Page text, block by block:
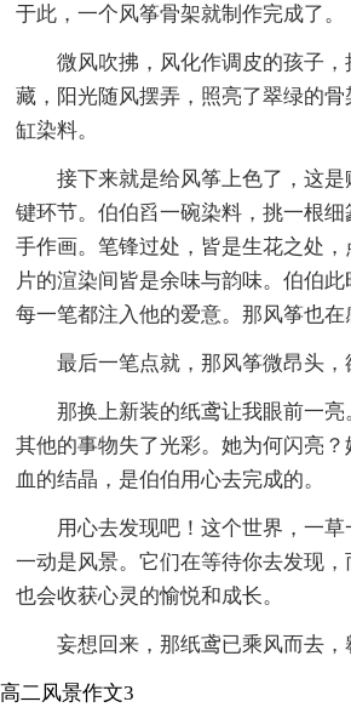
于此，一个风筝骨架就制作完成了。
微风吹拂，风化作调皮的孩子
藏，阳光随风摆弄，照亮了翠绿的
缸染料。
接下来就是给风筝上色了，这
键环节。伯伯舀一碗染料，挑一根
手作画。笔锋过处，皆是生花之处
片的渲染间皆是余味与韵味。伯伯此
每一笔都注入他的爱意。那风筝也在
最后一笔点就，那风筝微昂头
那换上新装的纸鸢让我眼前一亮
其他的事物失了光彩。她为何闪亮
血的结晶，是伯伯用心去完成的。
用心去发现吧！这个世界，一
一动是风景。它们在等待你去发现，
也会收获心灵的愉悦和成长。
妄想回来，那纸鸢已乘风而去，
高二风景作文3